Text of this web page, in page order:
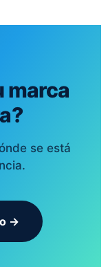
marca
se está
→